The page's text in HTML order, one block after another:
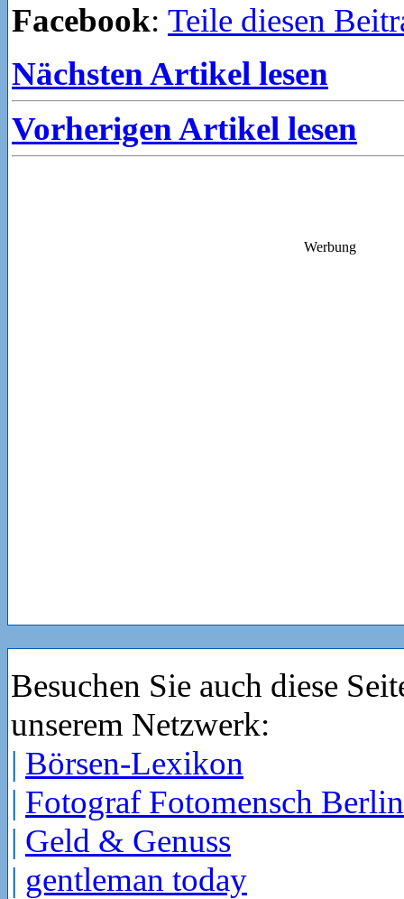
Facebook: Teile diesen
Nächsten Artikel lesen
Vorherigen Artikel lesen
Werbung
Besuchen Sie auch diese
unserem Netzwerk:
| Börsen-Lexikon
| Fotograf Fotomensch Berlin
| Geld & Genuss
| gentleman today